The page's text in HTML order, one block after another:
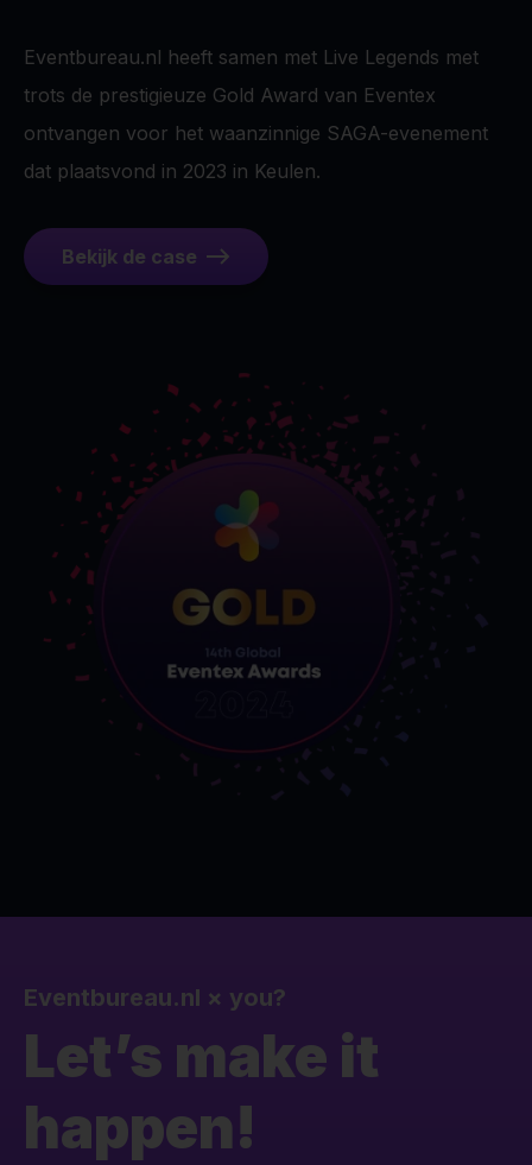
Eventbureau.nl heeft samen met Live Legends met
trots de prestigieuze Gold Award van Eventex
ontvangen voor het waanzinnige SAGA-evenement
dat plaatsvond in 2023 in Keulen.
Bekijk de case
Eventbureau.nl × you?
Let’s make it
happen!